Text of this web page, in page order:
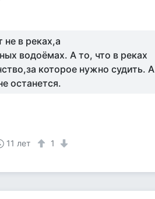
не в реках,а
водоёмах. А то, что в реках
которое нужно судить. А
останется.
11 лет 1